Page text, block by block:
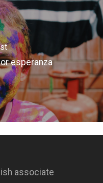
esperanza
associate